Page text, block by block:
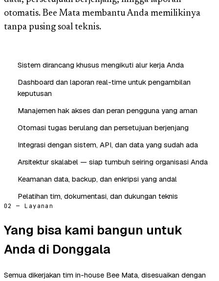
otomatis. Bee Mata membantu Anda memilikinya
tanpa pusing soal teknis.
Sistem dirancang khusus mengikuti alur kerja Anda
Dashboard dan laporan real-time untuk pengambilan
keputusan
Manajemen hak akses dan peran pengguna yang aman
Otomasi tugas berulang dan persetujuan berjenjang
Integrasi dengan sistem, API, dan data yang sudah ada
Arsitektur skalabel — siap tumbuh seiring organisasi Anda
Keamanan data, backup, dan enkripsi yang andal
Pelatihan tim, dokumentasi, dan dukungan teknis
02 — Layanan
Yang bisa kami bangun untuk
Anda di Donggala
Semua dikerjakan tim in-house Bee Mata, disesuaikan dengan